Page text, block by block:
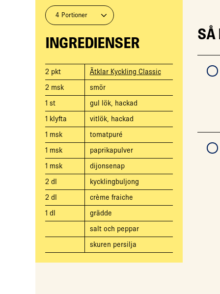
4 Portioner
INGREDIENSER
2 pkt
Ätklar Kyckling Classic
2 msk
smör
1 st
gul lök, hackad
1 klyfta
vitlök, hackad
1 msk
tomatpuré
1 msk
paprikapulver
1 msk
dijonsenap
2 dl
kycklingbuljong
2 dl
crème fraiche
1 dl
grädde
salt och peppar
skuren persilja
SÅ